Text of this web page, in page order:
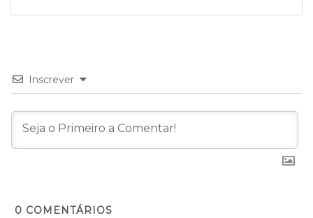
Inscrever
0 COMENTÁRIOS